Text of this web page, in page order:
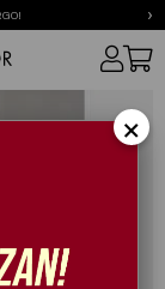
›
Siyah
×